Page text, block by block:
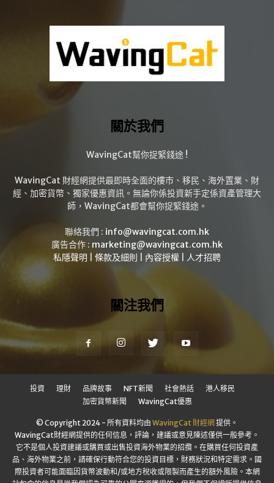
關於我們
WavingCat幫你捉緊錢途 !
WavingCat 財經網提供最即時全面的樓市、移民、海外置業、財
經、加密貨幣、獨家優惠資訊。無論你係投資新手定係資產管理大
師，WavingCat都會幫你捉緊錢途。
聯絡我們 : info@wavingcat.com.hk
廣告合作 : marketing@wavingcat.com.hk
私隱聲明
條款及細則 內容授權 人才招聘
關注我們
投資 理財 品牌故事 NFT新聞 社會熱話
港人移民
加密貨幣新聞
WavingCat優惠
© Copyright 2024 - 所有資料均由 WavingCat 財經網提供。
WavingCat財經網提供的任何信息，評論，建議或意見陳述僅供一般參考。
它不是個人投資建議或購買或出售投資海外物業的招攬。在購買任何投資產
品、海外物業之前，請確保行動符合您的投資目標，財務狀況和特定需求。國
際投資者可能面臨因貨幣波動和/或地方稅收或限製而產生的額外風險。本網